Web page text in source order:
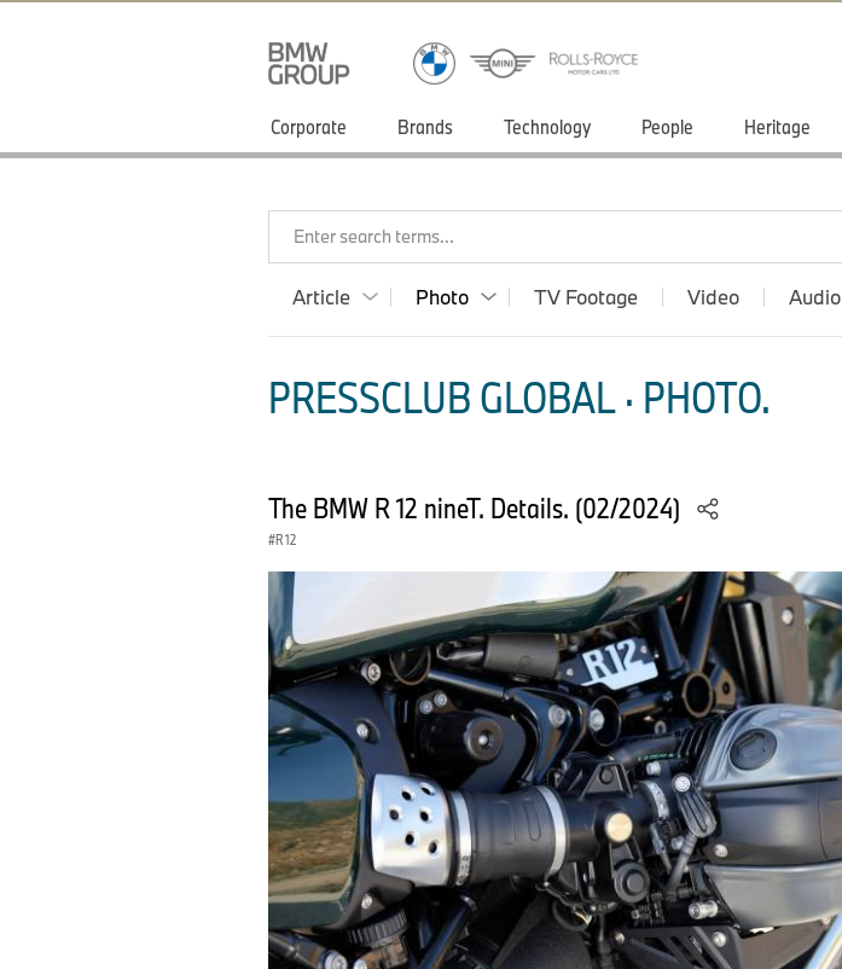
Corporate Brands Technology People Heritage
Enter search terms...
Article Photo TV Footage Video Audio
PRESSCLUB GLOBAL · PHOTO.
The BMW R 12 nineT. Details. (02/2024)
R 12